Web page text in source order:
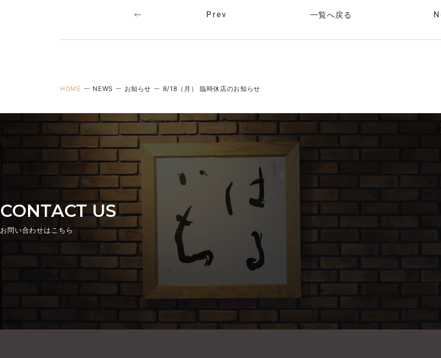
Prev 一覧へ戻る
HOME NEWS お知らせ 8/18（月） 臨時休店のお知らせ
CONTACT US
お問い合わせはこちら